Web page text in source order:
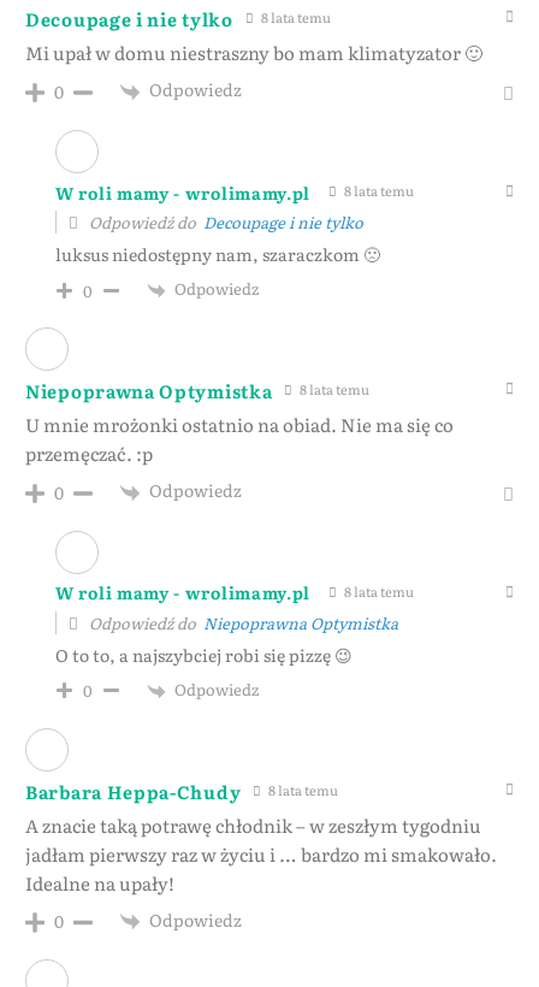
Decoupage i nie tylko 8 lata temu
Mi upał w domu niestraszny bo mam klimatyzator 🙂
0 Odpowiedz
W roli mamy - wrolimamy.pl 8 lata temu
Odpowiedź do Decoupage i nie tylko
luksus niedostępny nam, szaraczkom 🙁
0 Odpowiedz
Niepoprawna Optymistka 8 lata temu
U mnie mrożonki ostatnio na obiad. Nie ma się co
przemęczać. :p
0 Odpowiedz
W roli mamy - wrolimamy.pl 8 lata temu
Odpowiedź do Niepoprawna Optymistka
O to to, a najszybciej robi się pizzę 😉
0 Odpowiedz
Barbara Heppa-Chudy 8 lata temu
A znacie taką potrawę chłodnik – w zeszłym tygodniu
jadłam pierwszy raz w życiu i … bardzo mi smakowało.
Idealne na upały!
0 Odpowiedz